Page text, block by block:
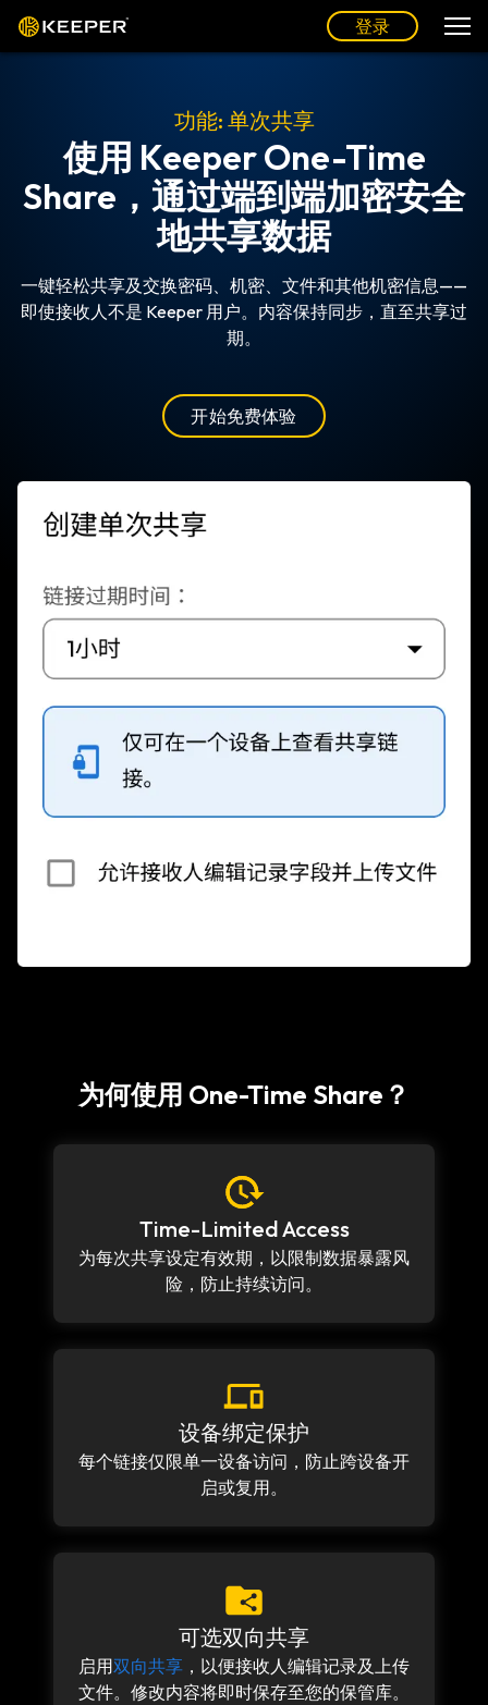
登录
功能: 单次共享
使用 Keeper One-Time
Share，通过端到端加密安全
地共享数据
一键轻松共享及交换密码、机密、文件和其他机密信息——
即使接收人不是 Keeper 用户。内容保持同步，直至共享过
期。
开始免费体验
为何使用 One-Time Share？
Time-Limited Access
为每次共享设定有效期，以限制数据暴露风
险，防止持续访问。
设备绑定保护
每个链接仅限单一设备访问，防止跨设备开
启或复用。
可选双向共享
启用双向共享 ，以便接收人编辑记录及上传
文件。修改内容将即时保存至您的保管库。